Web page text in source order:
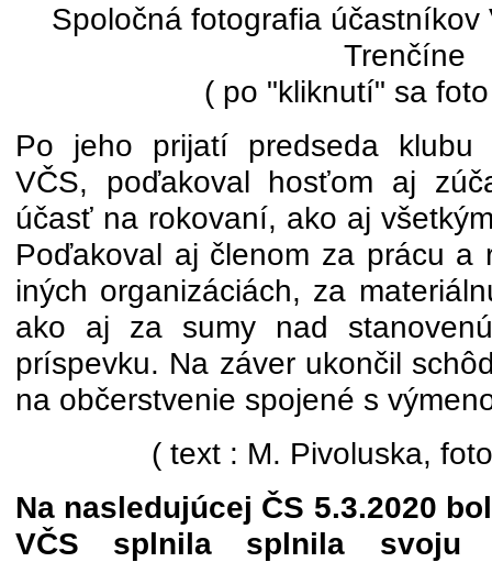
Spoločná fotografia účastníkov
Trenčíne
( po "kliknutí" sa
Po jeho prijatí predseda klubu
VČS, poďakoval hosťom aj
účasť na rokovaní, ako aj
Poďakoval aj členom za prácu a
iných organizáciách, za
ako aj za sumy nad
príspevku. Na záver ukončil
na občerstvenie spojené s
( text : M. Pivoluska,
Na nasledujúcej ČS 5.3.2020
VČS splnila splnila svoju